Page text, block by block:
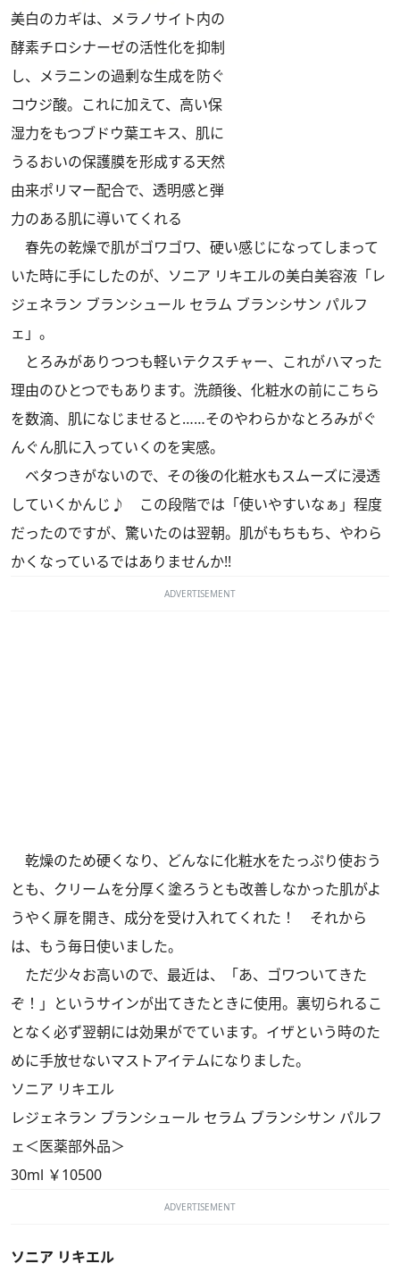
美白のカギは、メラノサイト内の
酵素チロシナーゼの活性化を抑制
し、メラニンの過剰な生成を防ぐ
コウジ酸。これに加えて、高い保
湿力をもつブドウ葉エキス、肌に
うるおいの保護膜を形成する天然
由来ポリマー配合で、透明感と弾
力のある肌に導いてくれる
春先の乾燥で肌がゴワゴワ、硬い感じになってしまって
いた時に手にしたのが、ソニア リキエルの美白美容液「レ
ジェネラン ブランシュール セラム ブランシサン パルフ
ェ」。
とろみがありつつも軽いテクスチャー、これがハマった
理由のひとつでもあります。洗顔後、化粧水の前にこちら
を数滴、肌になじませると……そのやわらかなとろみがぐ
んぐん肌に入っていくのを実感。
ベタつきがないので、その後の化粧水もスムーズに浸透
していくかんじ♪ この段階では「使いやすいなぁ」程度
だったのですが、驚いたのは翌朝。肌がもちもち、やわら
かくなっているではありませんか!!
ADVERTISEMENT
乾燥のため硬くなり、どんなに化粧水をたっぷり使おう
とも、クリームを分厚く塗ろうとも改善しなかった肌がよ
うやく扉を開き、成分を受け入れてくれた！ それから
は、もう毎日使いました。
ただ少々お高いので、最近は、「あ、ゴワついてきた
ぞ！」というサインが出てきたときに使用。裏切られるこ
となく必ず翌朝には効果がでています。イザという時のた
めに手放せないマストアイテムになりました。
ソニア リキエル
レジェネラン ブランシュール セラム ブランシサン パルフ
ェ＜医薬部外品＞
30ml ￥10500
ADVERTISEMENT
ソニア リキエル